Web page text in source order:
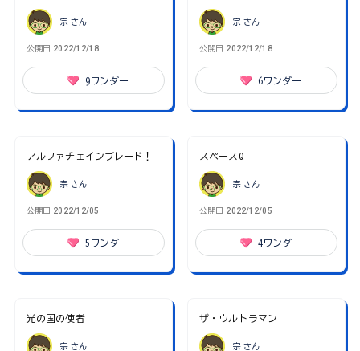
宗 さん
公開日 2022/12/18
9ワンダー
宗 さん
公開日 2022/12/18
6ワンダー
アルファチェインブレード！
宗 さん
公開日 2022/12/05
5 ワンダー
スペースQ
宗 さん
公開日 2022/12/05
4ワンダー
光の国の使者
宗 さん
ザ・ウルトラマン
宗 さん